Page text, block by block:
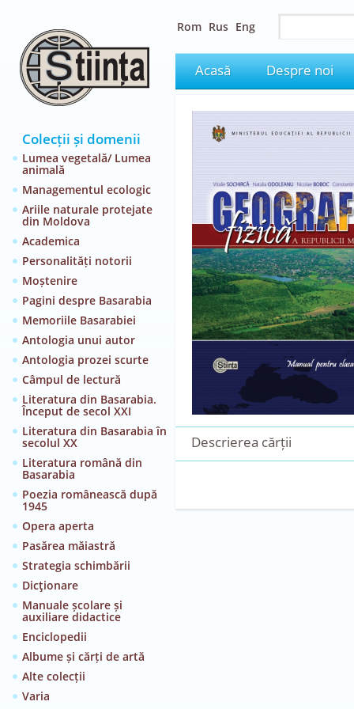
Colecții și domenii
Lumea vegetală/ Lumea
animală
Managementul ecologic
Ariile naturale protejate
din Moldova
Academica
Personalități notorii
Moștenire
Pagini despre Basarabia
Memoriile Basarabiei
Antologia unui autor
Antologia prozei scurte
Câmpul de lectură
Literatura din Basarabia.
Început de secol XXI
Literatura din Basarabia în
secolul XX
Literatura română din
Basarabia
Poezia românească după
1945
Opera aperta
Pasărea măiastră
Strategia schimbării
Dicţionare
Manuale școlare și
auxiliare didactice
Enciclopedii
Albume și cărți de artă
Alte colecții
Varia
Rom Rus Eng
Acasă Despre noi
Descrierea cărții